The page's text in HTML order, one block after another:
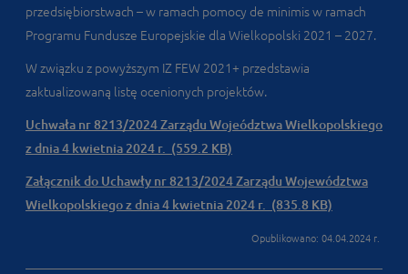
przedsiębiorstwach – w ramach pomocy de minimis w ramach
Programu Fundusze Europejskie dla Wielkopolski 2021 – 2027.
W związku z powyższym IZ FEW 2021+ przedstawia
zaktualizowaną listę ocenionych projektów.
Uchwała nr 8213/2024 Zarządu Wojeództwa Wielkopolskiego
z dnia 4 kwietnia 2024 r. (559.2 KB)
Załącznik do Uchawły nr 8213/2024 Zarządu Województwa
Wielkopolskiego z dnia 4 kwietnia 2024 r. (835.8 KB)
Opublikowano: 04.04.2024 r.